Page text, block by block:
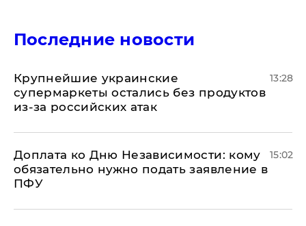
Последние новости
Крупнейшие украинские
супермаркеты остались без продуктов
из-за российских атак
13:28
Доплата ко Дню Независимости: кому
обязательно нужно подать заявление в
ПФУ
15:02